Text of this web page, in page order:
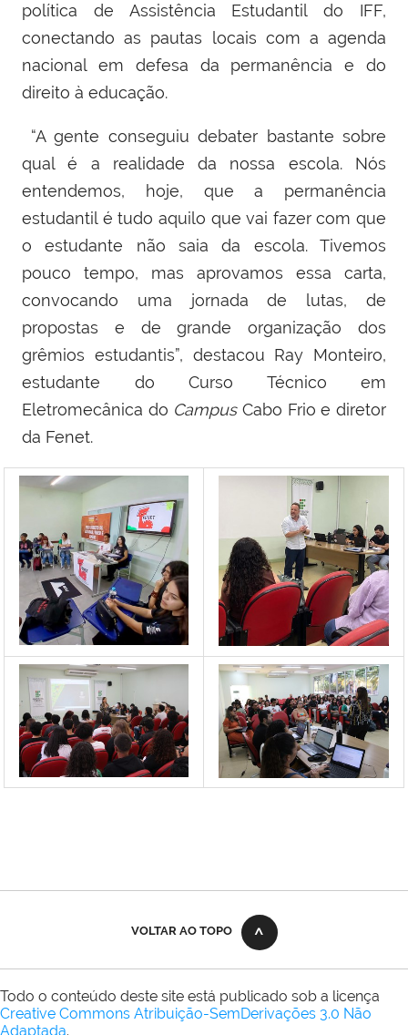
política de Assistência Estudantil do IFF,
conectando as pautas locais com a agenda
nacional em defesa da permanência e do
direito à educação.
“A gente conseguiu debater bastante sobre
qual é a realidade da nossa escola. Nós
entendemos, hoje, que a permanência
estudantil é tudo aquilo que vai fazer com que
o estudante não saia da escola. Tivemos
pouco tempo, mas aprovamos essa carta,
convocando uma jornada de lutas, de
propostas e de grande organização dos
grêmios estudantis”, destacou Ray Monteiro,
estudante do Curso Técnico em
Eletromecânica do Campus Cabo Frio e diretor
da Fenet.
VOLTAR AO TOPO
Todo o conteúdo deste site está publicado sob a licença
Creative Commons Atribuição-SemDerivações 3.0 Não
Adaptada.